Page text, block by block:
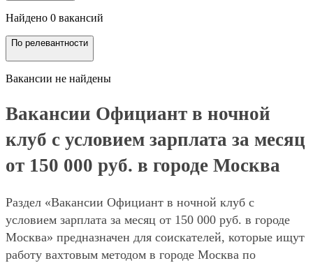
Найдено 0 вакансий
По релевантности
Вакансии не найдены
Вакансии Официант в ночной
клуб с условием зарплата за месяц
от 150 000 руб. в городе Москва
Раздел «Вакансии Официант в ночной клуб с
условием зарплата за месяц от 150 000 руб. в городе
Москва» предназначен для соискателей, которые ищут
работу вахтовым методом в городе Москва по